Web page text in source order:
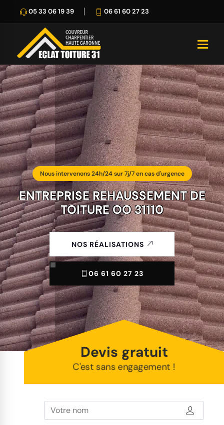
05 33 06 19 39 06 61 60 27 23
Nous intervenons 24h/24 sur 7j/7 en cas d'urgence
ENTREPRISE REHAUSSEMENT DE
TOITURE OO 31110
NOS RÉALISATIONS
06 61 60 27 23
Devis gratuit
C'est sans engagement !